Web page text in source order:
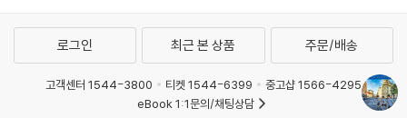
로그인 최근 본 상품 주문/배송
고객센터 1544-3800 티켓 1544-6399
중고샵 1566-4295
eBook 1:1문의/채팅상담